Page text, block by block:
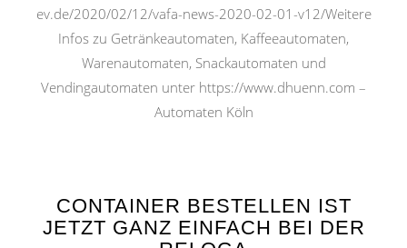
ev.de/2020/02/12/vafa-news-2020-02-01-v12/Weitere
Infos zu Getränkeautomaten, Kaffeeautomaten,
Warenautomaten, Snackautomaten und
Vendingautomaten unter https://www.dhuenn.com –
Automaten Köln
CONTAINER BESTELLEN IST
JETZT GANZ EINFACH BEI DER